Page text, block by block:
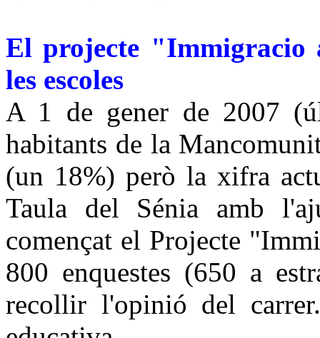
El projecte
les escoles
A 1 de gener de 2007
habitants de la
(un 18%) però la xifra
Taula del Sénia amb
començat el Projecte
800 enquestes (650 a
recollir l'opinió del